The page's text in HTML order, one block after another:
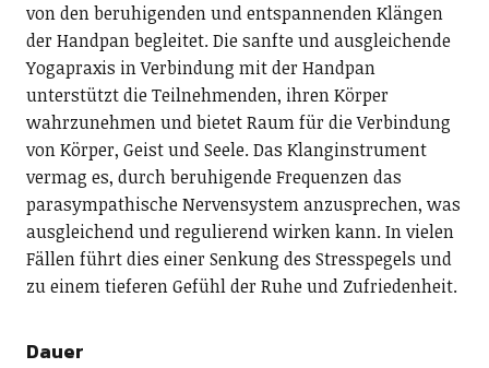
von den beruhigenden und entspannenden Klängen
der Handpan begleitet. Die sanfte und ausgleichende
Yogapraxis in Verbindung mit der Handpan
unterstützt die Teilnehmenden, ihren Körper
wahrzunehmen und bietet Raum für die Verbindung
von Körper, Geist und Seele. Das Klanginstrument
vermag es, durch beruhigende Frequenzen das
parasympathische Nervensystem anzusprechen, was
ausgleichend und regulierend wirken kann. In vielen
Fällen führt dies einer Senkung des Stresspegels und
zu einem tieferen Gefühl der Ruhe und Zufriedenheit.
Dauer